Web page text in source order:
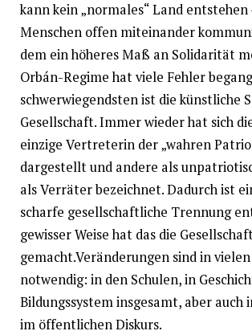
kann kein „normales“ Land entstehen
Menschen offen miteinander
dem ein höheres Maß an Solidarität
Orbán-Regime hat viele Fehler
schwerwiegendsten ist die künstliche
Gesellschaft. Immer wieder hat sich
einzige Vertreterin der „wahren
dargestellt und andere als
als Verräter bezeichnet. Dadurch ist
scharfe gesellschaftliche Trennung
gewisser Weise hat das die
gemacht.Veränderungen sind in
notwendig: in den Schulen, in
Bildungssystem insgesamt, aber auch
im öffentlichen Diskurs.